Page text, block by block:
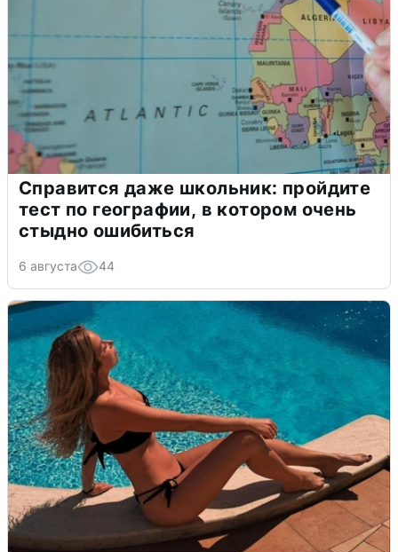
Справится даже школьник: пройдите
тест по географии, в котором очень
стыдно ошибиться
6 августа 44